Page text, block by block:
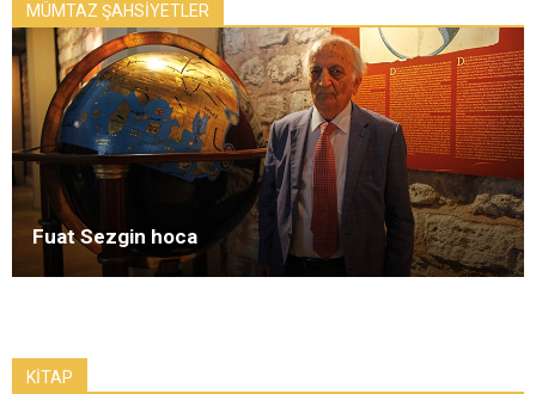
MÜMTAZ ŞAHSİYETLER
Fuat Sezgin hoca
KİTAP